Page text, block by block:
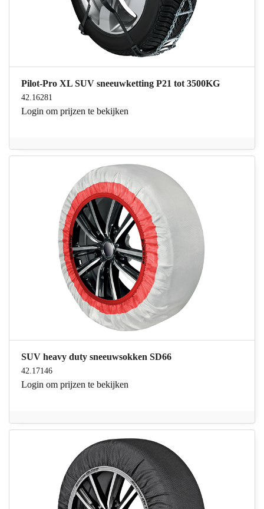
Pilot-Pro XL SUV sneeuwketting P21 tot 3500KG
42.16281
Login om prijzen te bekijken
SUV heavy duty sneeuwsokken SD66
42.17146
Login om prijzen te bekijken